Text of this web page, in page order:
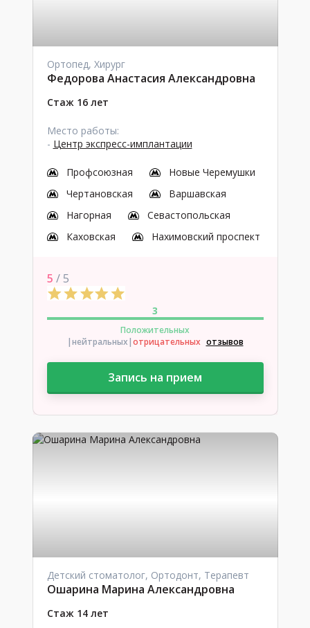
Ортопед, Хирург
Федорова Анастасия Александровна
Стаж 16 лет
Место работы:
- Центр экспресс-имплантации
Профсоюзная
Новые Черемушки
Чертановская
Варшавская
Нагорная
Севастопольская
Каховская
Нахимовский проспект
5 / 5
3
Положительных
|нейтральных|отрицательных отзывов
Запись на прием
Детский стоматолог, Ортодонт, Терапевт
Ошарина Марина Александровна
Стаж 14 лет